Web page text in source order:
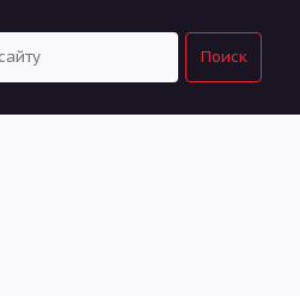
Поиск